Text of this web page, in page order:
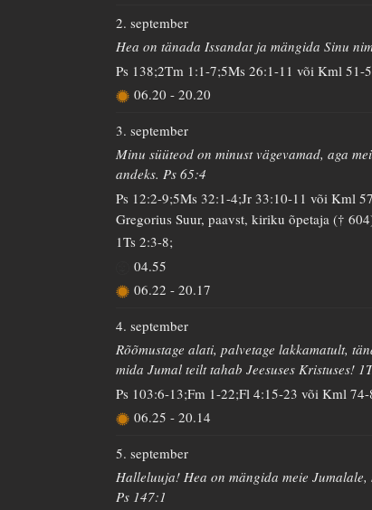
2. september
Hea on tänada Issandat ja mängida Sinu
Ps 138;2Tm 1:1-7;5Ms 26:1-11 või Kml 51-
06.20 - 20.20
3. september
Minu süüteod on minust vägevamad, aga
andeks. Ps 65:4
Ps 12:2-9;5Ms 32:1-4;Jr 33:10-11 või Kml
Gregorius Suur, paavst, kiriku õpetaja (†
1Ts 2:3-8;
04.55
06.22 - 20.17
4. september
Rõõmustage alati, palvetage lakkamatult,
mida Jumal teilt tahab Jeesuses Kristuses!
Ps 103:6-13;Fm 1-22;Fl 4:15-23 või Kml 74-
06.25 - 20.14
5. september
Halleluuja! Hea on mängida meie
Ps 147:1